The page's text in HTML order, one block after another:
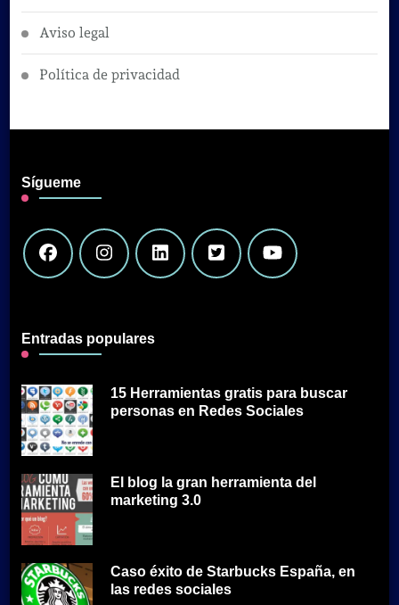
Aviso legal
Política de privacidad
Sígueme
Entradas populares
15 Herramientas gratis para buscar
personas en Redes Sociales
El blog la gran herramienta del
marketing 3.0
Caso éxito de Starbucks España, en
las redes sociales